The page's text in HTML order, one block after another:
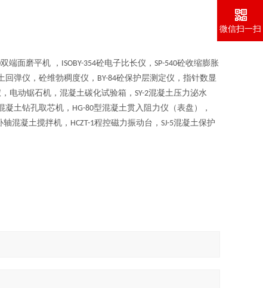
双端面磨平机 ， ISOBY-354砼电子比长仪， SP-540砼收缩膨胀
回弹仪，砼维勃稠度仪， BY-84砼保护层测定仪，指针数显
电动锯石机，混凝土碳化试验箱， SY-2混凝土压力泌水
凝土钻孔取芯机， HG-80型混凝土贯入阻力仪（表盘），
轴混凝土搅拌机， HCZT-1程控磁力振动台， SJ-5混凝土保护
微信扫一扫